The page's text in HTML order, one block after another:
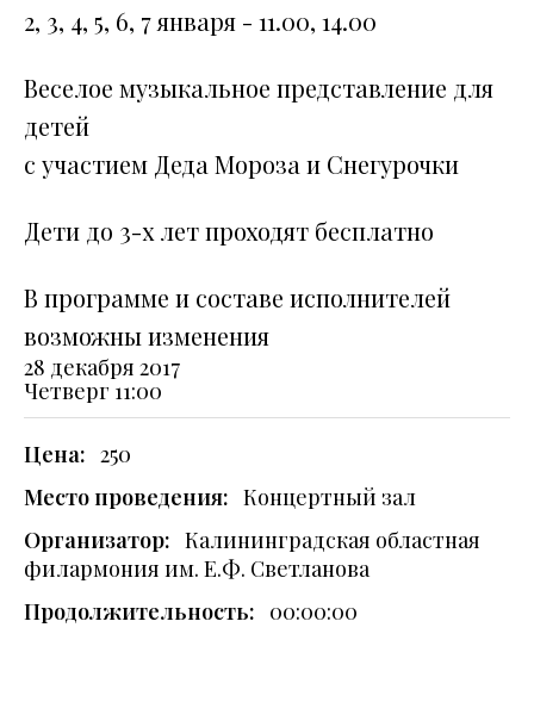
2, 3, 4, 5, 6, 7 января - 11.00, 14.00
Веселое музыкальное представление для
детей
с участием Деда Мороза и Снегурочки
Дети до 3-х лет проходят бесплатно
В программе и составе исполнителей
возможны изменения
28 декабря 2017
Четверг 11:00
Цена: 250
Место проведения: Концертный зал
Организатор: Калининградская областная
филармония им. Е.Ф. Светланова
Продолжительность: 00:00:00